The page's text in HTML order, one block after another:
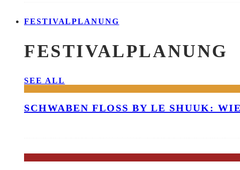
FESTIVALPLANUNG
FESTIVALPLANUNG
SEE ALL
SCHWABEN FLOSS BY LE SHUUK: